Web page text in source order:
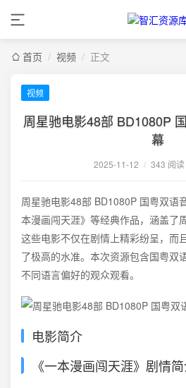
首页 / 视频 / 正文
视频
周星驰电影48部 BD1080P
幕
2025-11-12 / 343 阅读
周星驰电影48部 BD1080P 国粤双语
本漫画闯天涯》等经典作品，涵盖了
这些电影不仅在剧情上精彩纷呈，而
了极高的水准。本次资源包含国粤双
不同语言偏好的观众观看。
电影简介
《一本漫画闯天涯》剧情